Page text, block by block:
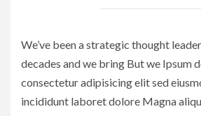
We’ve been a strategic thought
decades and we bring But we Ipsum
consectetur adipisicing elit sed
incididunt laboret dolore Magna